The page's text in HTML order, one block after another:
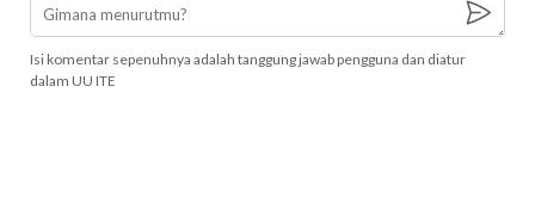
Isi komentar sepenuhnya adalah tanggung jawab pengguna dan diatur
dalam UU ITE